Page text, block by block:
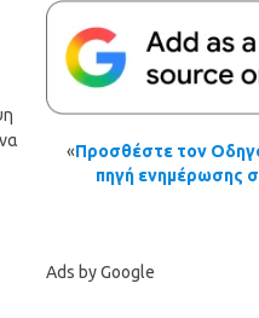
«Προσθέστε τον
πηγή ενημέρωσης
Ads by Google